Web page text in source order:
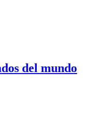
del mundo